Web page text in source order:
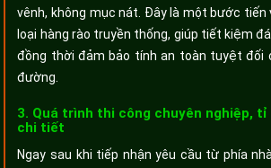
vênh, không mục nát. Đây là một bước
loại hàng rào truyền thống, giúp tiết kiệm
đồng thời đảm bảo tính an toàn tuyệt đối
đường.
3. Quá trình thi công chuyên nghiệp,
chi tiết
Ngay sau khi tiếp nhận yêu cầu từ phía